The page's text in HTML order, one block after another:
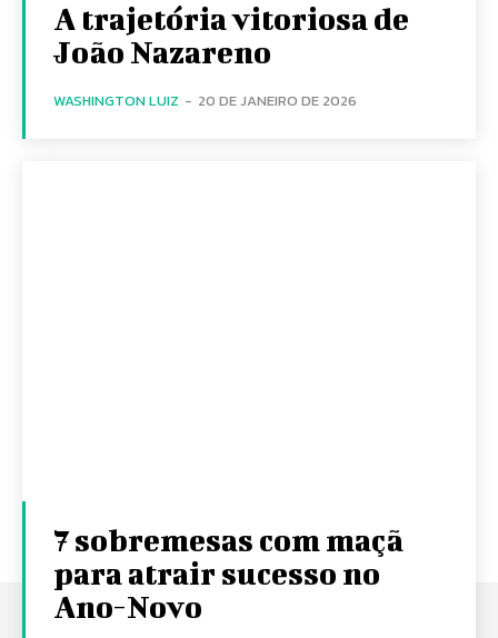
A trajetória vitoriosa de
João Nazareno
WASHINGTON LUIZ - 20 DE JANEIRO DE 2026
7 sobremesas com maçã
para atrair sucesso no
Ano-Novo